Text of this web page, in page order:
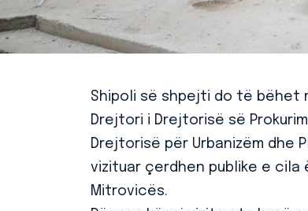
Shipoli së shpejti do të bëhet
Drejtori i Drejtorisë së
Drejtorisë për Urbanizëm dhe
vizituar çerdhen publike e cila
Mitrovicës.